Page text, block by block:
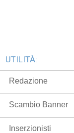
UTILITÀ:
Redazione
Scambio Banner
Inserzionisti